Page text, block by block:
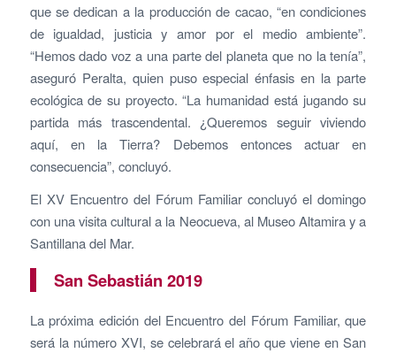
que se dedican a la producción de cacao, “en condiciones
de igualdad, justicia y amor por el medio ambiente”.
“Hemos dado voz a una parte del planeta que no la tenía”,
aseguró Peralta, quien puso especial énfasis en la parte
ecológica de su proyecto. “La humanidad está jugando su
partida más trascendental. ¿Queremos seguir viviendo
aquí, en la Tierra? Debemos entonces actuar en
consecuencia”, concluyó.
El XV Encuentro del Fórum Familiar concluyó el domingo
con una visita cultural a la Neocueva, al Museo Altamira y a
Santillana del Mar.
San Sebastián 2019
La próxima edición del Encuentro del Fórum Familiar, que
será la número XVI, se celebrará el año que viene en San